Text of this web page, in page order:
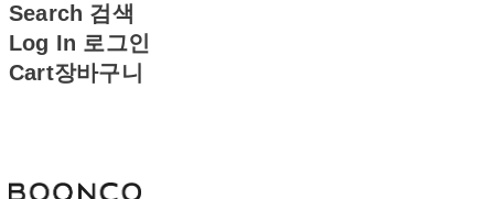
Search 검색
Log In 로그인
Cart장바구니